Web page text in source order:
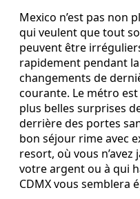
Mexico n’est pas non
qui veulent que tout
peuvent être
rapidement pendant
changements de
courante. Le métro
plus belles surprises
derrière des portes
bon séjour rime avec
resort, où vous n’avez
votre argent ou à qui
CDMX vous semblera